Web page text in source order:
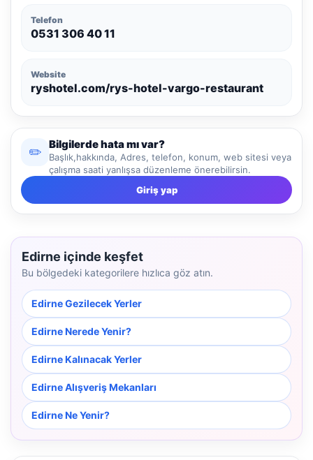
Telefon
0531 306 40 11
Website
ryshotel.com/rys-hotel-vargo-restaurant
✏️
Bilgilerde hata mı var?
Başlık,hakkında, Adres, telefon, konum, web sitesi veya
çalışma saati yanlışsa düzenleme önerebilirsin.
Giriş yap
Edirne içinde keşfet
Bu bölgedeki kategorilere hızlıca göz atın.
Edirne Gezilecek Yerler
Edirne Nerede Yenir?
Edirne Kalınacak Yerler
Edirne Alışveriş Mekanları
Edirne Ne Yenir?